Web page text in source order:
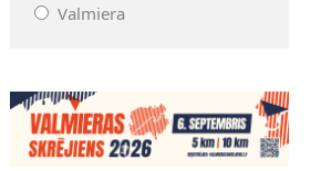
Valmiera